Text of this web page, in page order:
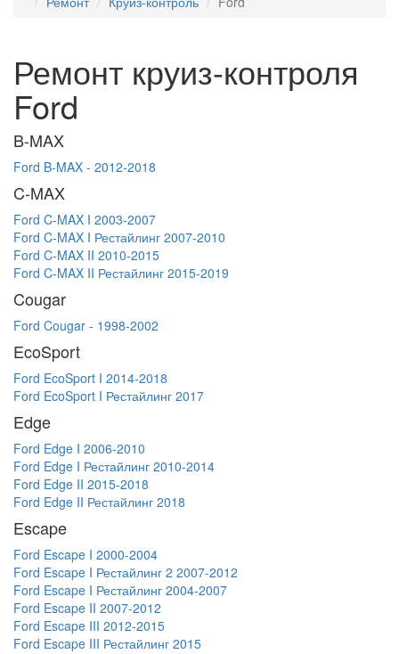
Ремонт круиз-контроля
Ford
B-MAX
Ford B-MAX - 2012-2018
C-MAX
Ford C-MAX I 2003-2007
Ford C-MAX I Рестайлинг 2007-2010
Ford C-MAX II 2010-2015
Ford C-MAX II Рестайлинг 2015-2019
Cougar
Ford Cougar - 1998-2002
EcoSport
Ford EcoSport I 2014-2018
Ford EcoSport I Рестайлинг 2017
Edge
Ford Edge I 2006-2010
Ford Edge I Рестайлинг 2010-2014
Ford Edge II 2015-2018
Ford Edge II Рестайлинг 2018
Escape
Ford Escape I 2000-2004
Ford Escape I Рестайлинг 2 2007-2012
Ford Escape I Рестайлинг 2004-2007
Ford Escape II 2007-2012
Ford Escape III 2012-2015
Ford Escape III Рестайлинг 2015